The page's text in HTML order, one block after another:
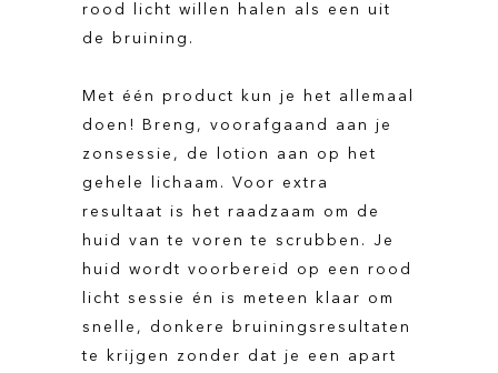
rood licht willen halen als een uit
de bruining.
Met één product kun je het allemaal
doen! Breng, voorafgaand aan je
zonsessie, de lotion aan op het
gehele lichaam. Voor extra
resultaat is het raadzaam om de
huid van te voren te scrubben. Je
huid wordt voorbereid op een rood
licht sessie én is meteen klaar om
snelle, donkere bruiningsresultaten
te krijgen zonder dat je een apart